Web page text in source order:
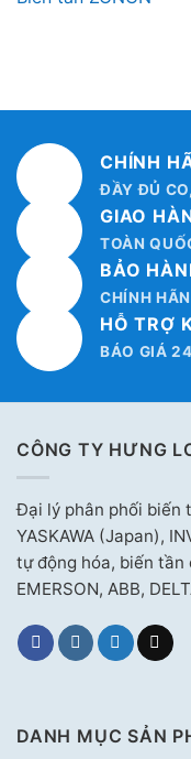
CHÍNH
ĐẦY ĐỦ
GIAO
TOÀN
BẢO
CHÍNH
HỖ TRỢ
BÁO GIÁ
CÔNG TY HƯNG
Đại lý phân phối biến
YASKAWA (Japan),
tự động hóa, biến tần
EMERSON, ABB,
DANH MỤC SẢN